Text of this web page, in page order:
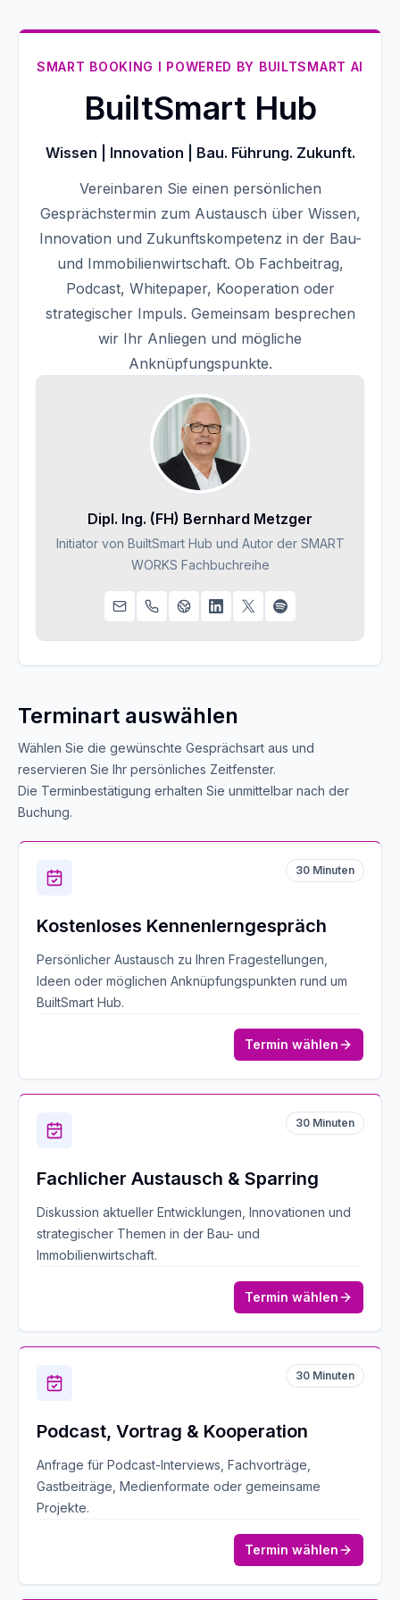
SMART BOOKING I POWERED BY BUILTSMART AI
BuiltSmart Hub
Wissen | Innovation | Bau. Führung. Zukunft.
Vereinbaren Sie einen persönlichen
Gesprächstermin zum Austausch über Wissen,
Innovation und Zukunftskompetenz in der Bau-
und Immobilienwirtschaft. Ob Fachbeitrag,
Podcast, Whitepaper, Kooperation oder
strategischer Impuls. Gemeinsam besprechen
wir Ihr Anliegen und mögliche
Anknüpfungspunkte.
Dipl. Ing. (FH) Bernhard Metzger
Initiator von BuiltSmart Hub und Autor der SMART
WORKS Fachbuchreihe
Terminart auswählen
Wählen Sie die gewünschte Gesprächsart aus und
reservieren Sie Ihr persönliches Zeitfenster.
Die Terminbestätigung erhalten Sie unmittelbar nach der
Buchung.
30 Minuten
Kostenloses Kennenlerngespräch
Persönlicher Austausch zu Ihren Fragestellungen,
Ideen oder möglichen Anknüpfungspunkten rund um
BuiltSmart Hub.
Termin wählen
30 Minuten
Fachlicher Austausch & Sparring
Diskussion aktueller Entwicklungen, Innovationen und
strategischer Themen in der Bau- und
Immobilienwirtschaft.
Termin wählen
30 Minuten
Podcast, Vortrag & Kooperation
Anfrage für Podcast-Interviews, Fachvorträge,
Gastbeiträge, Medienformate oder gemeinsame
Projekte.
Termin wählen